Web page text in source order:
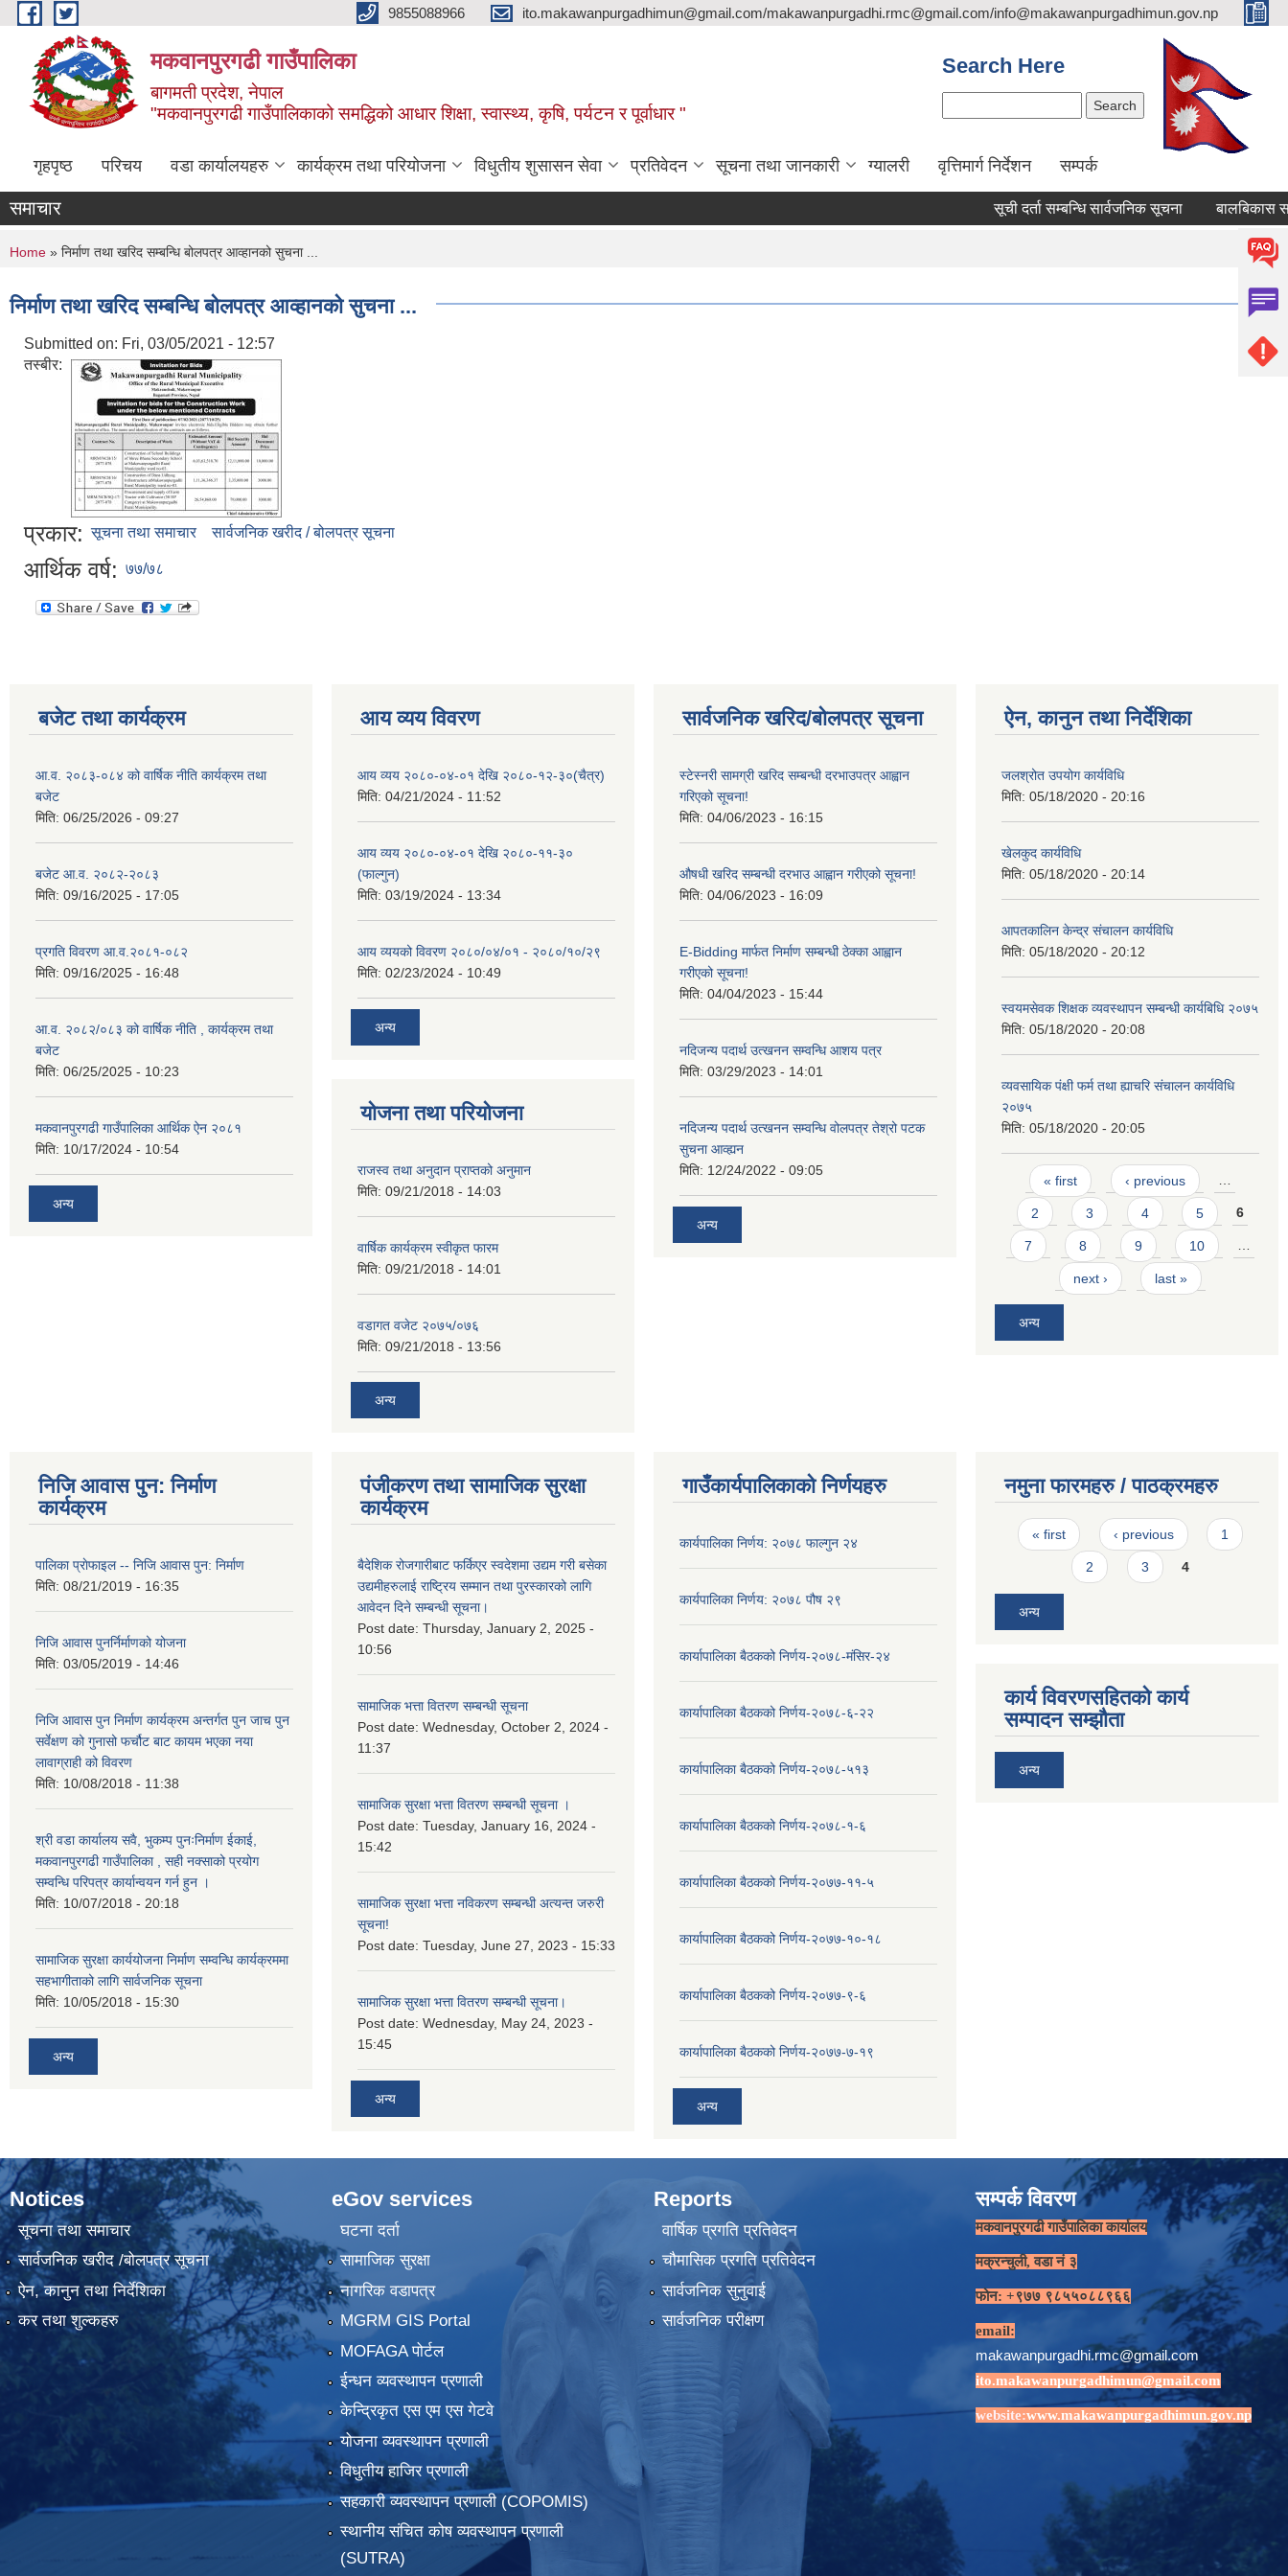
Skip to main content 9855088966 ito.makawanpurgadhimun@gmail.com/makawanpurgadhi.rmc@gmail.com/info@makawanpurgadhimun.gov.np
मकवानपुरगढी गाउँपालिका
बागमती प्रदेश, नेपाल
"मकवानपुरगढी गाउँपालिकाको समद्धिको आधार शिक्षा, स्‍वास्‍थ्‍य, कृषि, पर्यटन र पूर्वाधार "
Search Here
गृहपृष्ठ परिचय वडा कार्यालयहरु कार्यक्रम तथा परियोजना विधुतीय शुसासन सेवा प्रतिवेदन सूचना तथा जानकारी ग्यालरी वृत्तिमार्ग निर्देशन सम्पर्क
समाचार सूची दर्ता सम्बन्धि सार्वजनिक सूचना बालबिकास
You are here
Home » निर्माण तथा खरिद सम्बन्धि बोलपत्र आव्हानको सुचना ...
निर्माण तथा खरिद सम्बन्धि बोलपत्र आव्हानको सुचना ...
Submitted on: Fri, 03/05/2021 - 12:57
तस्बीर:
प्रकार: सूचना तथा समाचार सार्वजनिक खरीद / बोलपत्र सूचना
आर्थिक वर्ष: ७७/७८
बजेट तथा कार्यक्रम
आ.व. २०८३-०८४ को वार्षिक नीति कार्यक्रम तथा
बजेट
मिति: 06/25/2026 - 09:27
बजेट आ.व. २०८२-२०८३
मिति: 09/16/2025 - 17:05
प्रगति विवरण आ.व.२०८१-०८२
मिति: 09/16/2025 - 16:48
आ.व. २०८२/०८३ को वार्षिक नीति , कार्यक्रम तथा
बजेट
मिति: 06/25/2025 - 10:23
मकवानपुरगढी गाउँपालिका आर्थिक ‌‌‌ऐन २०८१
मिति: 10/17/2024 - 10:54
अन्य
आय व्यय विवरण
आय व्यय २०८०-०४-०१ देखि २०८०-१२-३०(चैत्र)
मिति: 04/21/2024 - 11:52
आय व्यय २०८०-०४-०१ देखि २०८०-११-३०
(फाल्गुन)
मिति: 03/19/2024 - 13:34
आय व्ययको विवरण २०८०/०४/०१ - २०८०/१०/२९
मिति: 02/23/2024 - 10:49
अन्य
योजना तथा परियोजना
राजस्व तथा अनुदान प्राप्तको अनुमान
मिति: 09/21/2018 - 14:03
वार्षिक कार्यक्रम स्वीकृत फारम
मिति: 09/21/2018 - 14:01
वडागत वजेट २०७५/०७६
मिति: 09/21/2018 - 13:56
अन्य
सार्वजनिक खरिद/बोलपत्र सूचना
स्टेस्नरी सामग्री खरिद सम्बन्धी दरभाउपत्र आह्वान
गरिएको सूचना!
मिति: 04/06/2023 - 16:15
औषधी खरिद सम्बन्धी दरभाउ आह्वान गरीएको सूचना!
मिति: 04/06/2023 - 16:09
E-Bidding मार्फत निर्माण सम्बन्धी ठेक्का आह्वान
गरीएको सूचना!
मिति: 04/04/2023 - 15:44
नदिजन्य पदार्थ उत्खनन सम्वन्धि आशय पत्र
मिति: 03/29/2023 - 14:01
नदिजन्य पदार्थ उत्खनन सम्वन्धि वोलपत्र तेश्रो पटक
सुचना आव्ह्यन
मिति: 12/24/2022 - 09:05
अन्य
ऐन, कानुन तथा निर्देशिका
जलश्रोत उपयोग कार्यविधि
मिति: 05/18/2020 - 20:16
खेलकुद कार्यविधि
मिति: 05/18/2020 - 20:14
आपतकालिन केन्द्र संचालन कार्यविधि
मिति: 05/18/2020 - 20:12
स्वयमसेवक शिक्षक व्यवस्थापन सम्बन्धी कार्यबिधि २०७५
मिति: 05/18/2020 - 20:08
व्यवसायिक पंक्षी फर्म तथा ह्याचरि संचालन कार्यविधि
२०७५
मिति: 05/18/2020 - 20:05
Pages
« first ‹ previous …
2 3 4 5 6
7 8 9 10 …
next › last »
अन्य
निजि आवास पुन: निर्माण
कार्यक्रम
पालिका प्राेफाइल -- निजि आवास पुन: निर्माण
मिति: 08/21/2019 - 16:35
निजि आवास पुनर्निर्माणको योजना
मिति: 03/05/2019 - 14:46
निजि आवास पुन निर्माण कार्यक्रम अन्तर्गत पुन जाच पुन
सर्वेक्षण को गुनासो फर्चौट बाट कायम भएका नया
लावाग्राही को विवरण
मिति: 10/08/2018 - 11:38
श्री वडा कार्यालय सवै, भुकम्प पुनःनिर्माण ईकाई,
मकवानपुरगढी गाउँपालिका , सही नक्साको प्रयोग
सम्वन्धि परिपत्र कार्यान्वयन गर्न हुन ।
मिति: 10/07/2018 - 20:18
सामाजिक सुरक्षा कार्ययोजना निर्माण सम्वन्धि कार्यक्रममा
सहभागीताको लागि सार्वजनिक सूचना
मिति: 10/05/2018 - 15:30
अन्य
पंजीकरण तथा सामाजिक सुरक्षा
कार्यक्रम
बैदेशिक रोजगारीबाट फर्किएर स्वदेशमा उद्यम गरी बसेका
उद्यमीहरुलाई राष्‍ट्रिय सम्मान तथा पुरस्कारको लागि
आवेदन दिने सम्बन्धी सूचना।
Post date: Thursday, January 2, 2025 -
10:56
सामाजिक भत्ता वितरण सम्बन्धी सूचना
Post date: Wednesday, October 2, 2024 -
11:37
सामाजिक सुरक्षा भत्ता वितरण सम्बन्धी सूचना ।
Post date: Tuesday, January 16, 2024 -
15:42
सामाजिक सुरक्षा भत्ता नविकरण सम्बन्धी अत्यन्त जरुरी
सूचना!
Post date: Tuesday, June 27, 2023 - 15:33
सामाजिक सुरक्षा भत्ता वितरण सम्बन्धी सूचना।
Post date: Wednesday, May 24, 2023 -
15:45
अन्य
गाउँकार्यपालिकाको निर्णयहरु
कार्यपालिका निर्णय: २०७८ फाल्गुन २४
कार्यपालिका निर्णय: २०७८ पौष २९
कार्यापालिका बैठकको निर्णय-२०७८-मंसिर-२४
कार्यापालिका बैठकको निर्णय-२०७८-६-२२
कार्यापालिका बैठकको निर्णय-२०७८-५१३
कार्यापालिका बैठकको निर्णय-२०७८-१-६
कार्यापालिका बैठकको निर्णय-२०७७-११-५
कार्यापालिका बैठकको निर्णय-२०७७-१०-१८
कार्यापालिका बैठकको निर्णय-२०७७-९-६
कार्यापालिका बैठकको निर्णय-२०७७-७-१९
अन्य
नमुना फारमहरु / पाठक्रमहरु
Pages
« first ‹ previous 1
2 3 4
अन्य
कार्य विवरणसहितको कार्य
सम्पादन सम्झौता
अन्य
Notices
सूचना तथा समाचार
सार्वजनिक खरीद /बोलपत्र सूचना
ऐन, कानुन तथा निर्देशिका
कर तथा शुल्कहरु
eGov services
घटना दर्ता
सामाजिक सुरक्षा
नागरिक वडापत्र
MGRM GIS Portal
MOFAGA पोर्टल
ईन्धन व्यवस्थापन प्रणाली
केन्द्रिकृत एस एम एस गेटवे
योजना व्यवस्थापन प्रणाली
विधुतीय हाजिर प्रणाली
सहकारी व्यवस्थापन प्रणाली (COPOMIS)
स्थानीय संचित कोष व्यवस्थापन प्रणाली
(SUTRA)
Reports
वार्षिक प्रगति प्रतिवेदन
चौमासिक प्रगति प्रतिवेदन
सार्वजनिक सुनुवाई
सार्वजनिक परीक्षण
सम्पर्क विवरण
मकवानपुरगढी गाउँपालिका कार्यालय
मक्रन्चुली, वडा नं ३
फोन: +९७७ ९८५५०८८९६६
email:
makawanpurgadhi.rmc@gmail.com
ito.makawanpurgadhimun@gmail.com
website:www.makawanpurgadhimun.gov.np